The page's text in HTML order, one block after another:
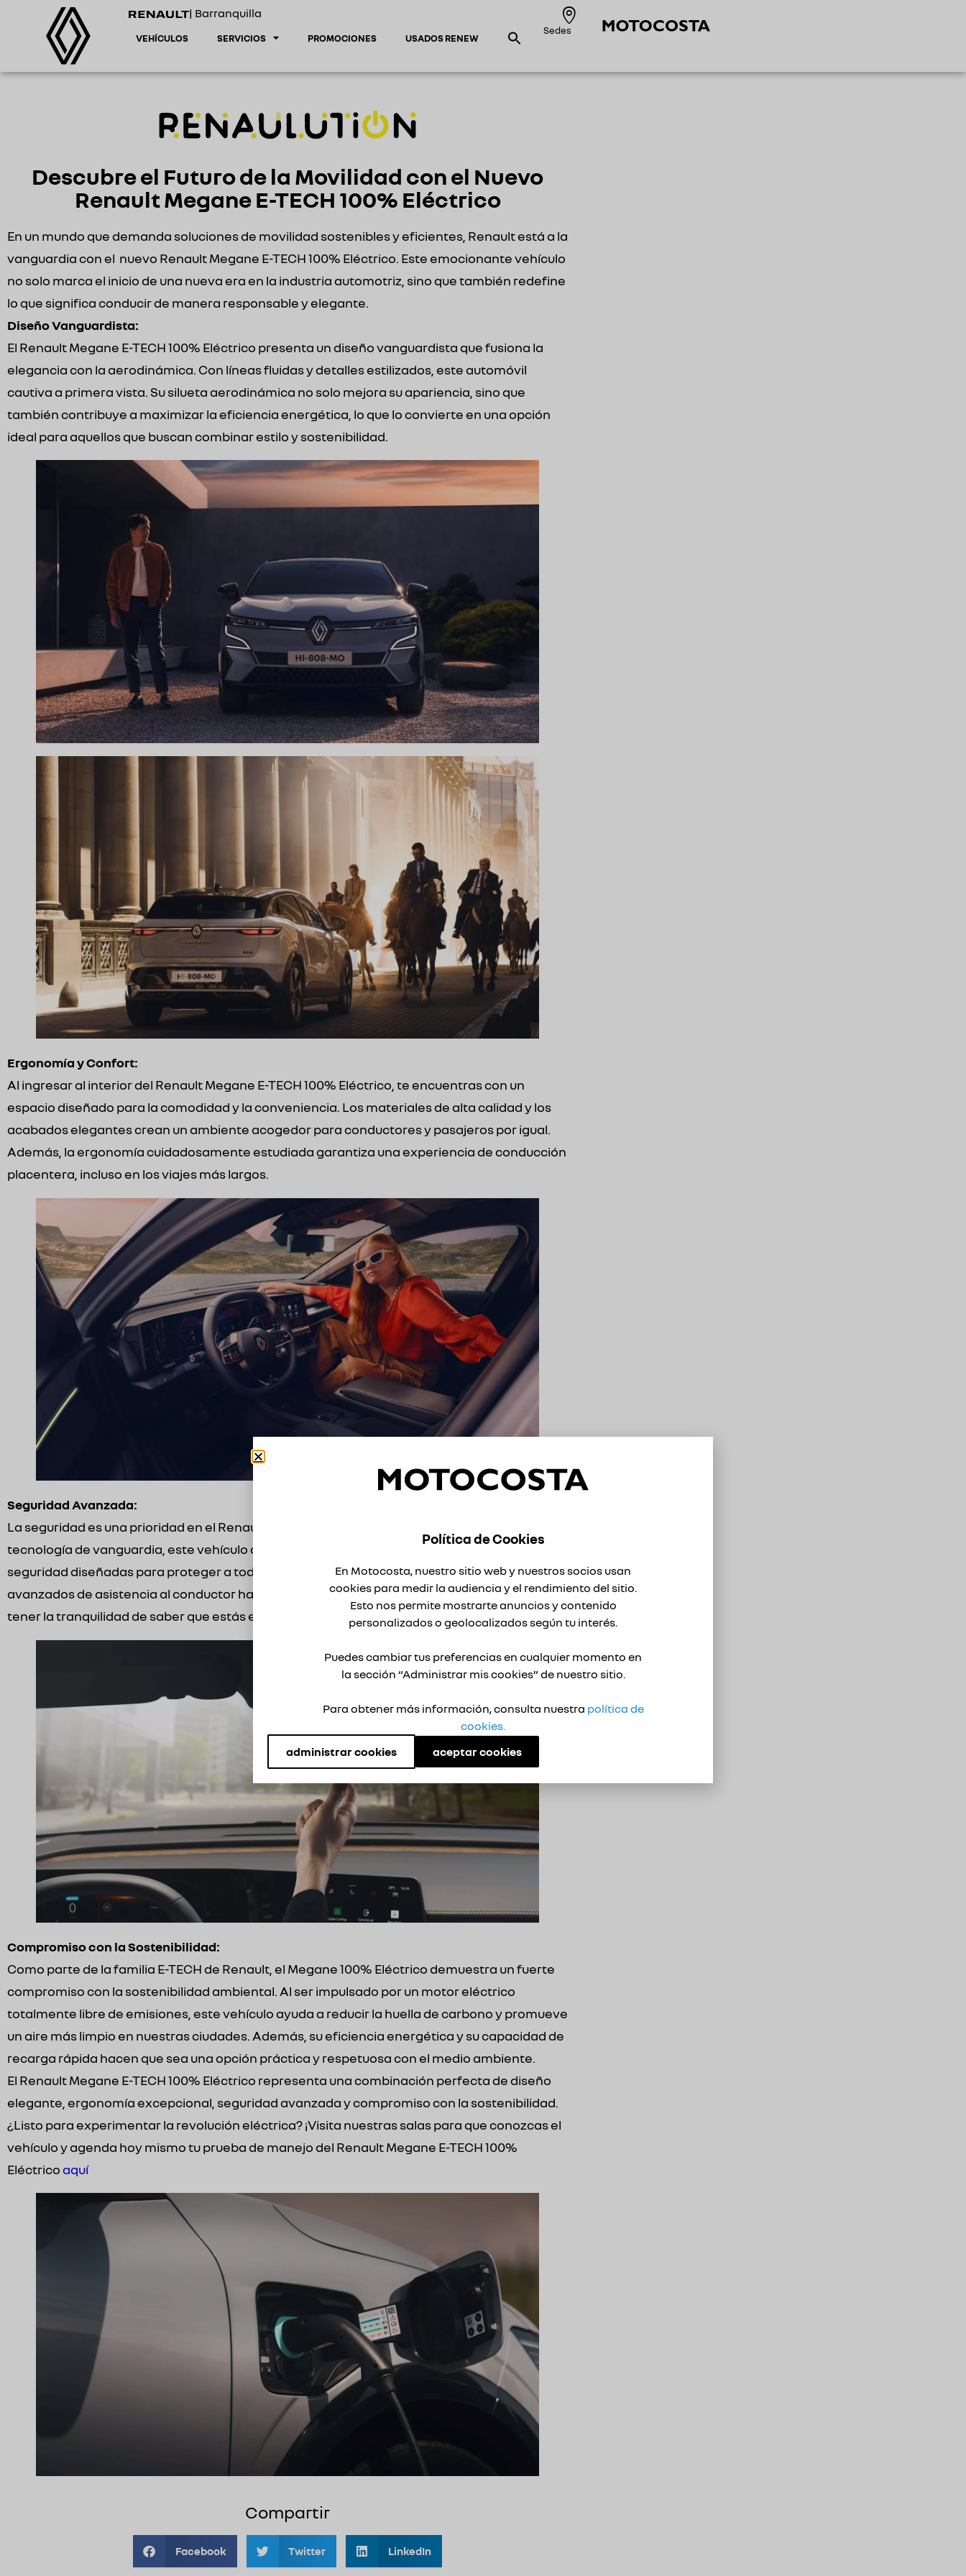
| Barranquilla
VEHÍCULOS SERVICIOS PROMOCIONES USADOS RENEW
Sedes
Descubre el Futuro de la Movilidad con el Nuevo
Renault Megane E-TECH 100% Eléctrico
En un mundo que demanda soluciones de movilidad sostenibles y eficientes, Renault está a la
vanguardia con el nuevo Renault Megane E-TECH 100% Eléctrico. Este emocionante vehículo
no solo marca el inicio de una nueva era en la industria automotriz, sino que también redefine
lo que significa conducir de manera responsable y elegante.
Diseño Vanguardista:
El Renault Megane E-TECH 100% Eléctrico presenta un diseño vanguardista que fusiona la
elegancia con la aerodinámica. Con líneas fluidas y detalles estilizados, este automóvil
cautiva a primera vista. Su silueta aerodinámica no solo mejora su apariencia, sino que
también contribuye a maximizar la eficiencia energética, lo que lo convierte en una opción
ideal para aquellos que buscan combinar estilo y sostenibilidad.
Ergonomía y Confort:
Al ingresar al interior del Renault Megane E-TECH 100% Eléctrico, te encuentras con un
espacio diseñado para la comodidad y la conveniencia. Los materiales de alta calidad y los
acabados elegantes crean un ambiente acogedor para conductores y pasajeros por igual.
Además, la ergonomía cuidadosamente estudiada garantiza una experiencia de conducción
placentera, incluso en los viajes más largos.
Seguridad Avanzada:
La seguridad es una prioridad en el Renault Megane E-TECH 100% Eléctrico. Equipado con
tecnología de vanguardia, este vehículo ofrece una amplia gama de características de
seguridad diseñadas para proteger a todos los ocupantes en cada viaje. Desde sistemas
avanzados de asistencia al conductor hasta una estructura de carrocería resistente, puedes
tener la tranquilidad de saber que estás en buenas manos en todo momento.
Compromiso con la Sostenibilidad:
Como parte de la familia E-TECH de Renault, el Megane 100% Eléctrico demuestra un fuerte
compromiso con la sostenibilidad ambiental. Al ser impulsado por un motor eléctrico
totalmente libre de emisiones, este vehículo ayuda a reducir la huella de carbono y promueve
un aire más limpio en nuestras ciudades. Además, su eficiencia energética y su capacidad de
recarga rápida hacen que sea una opción práctica y respetuosa con el medio ambiente.
El Renault Megane E-TECH 100% Eléctrico representa una combinación perfecta de diseño
elegante, ergonomía excepcional, seguridad avanzada y compromiso con la sostenibilidad.
¿Listo para experimentar la revolución eléctrica? ¡Visita nuestras salas para que conozcas el
vehículo y agenda hoy mismo tu prueba de manejo del Renault Megane E-TECH 100%
Eléctricoaquí
Compartir
Facebook Twitter LinkedIn
Política de Cookies
En Motocosta, nuestro sitio web y nuestros socios usan
cookies para medir la audiencia y el rendimiento del sitio.
Esto nos permite mostrarte anuncios y contenido
personalizados o geolocalizados según tu interés.
Puedes cambiar tus preferencias en cualquier momento en
la sección “Administrar mis cookies” de nuestro sitio.
Para obtener más información, consulta nuestra política de
cookies.
administrar cookies
aceptar cookies